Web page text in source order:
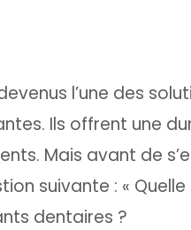
l’une des
Ils offrent une
Mais avant de
suivante : «
dentaires ?